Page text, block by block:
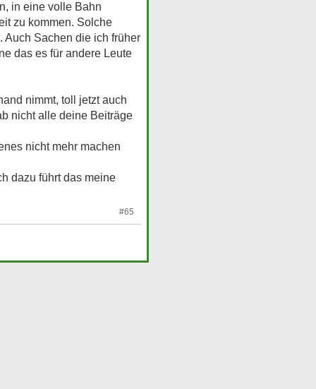
in eine volle Bahn
zu kommen. Solche
Auch Sachen die ich früher
das es für andere Leute
nimmt, toll jetzt auch
nicht alle deine Beiträge
nicht mehr machen
dazu führt das meine
#65